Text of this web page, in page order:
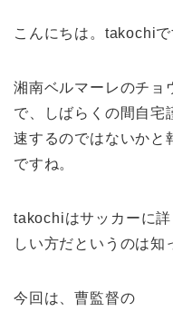
こんにちは。takochiで
湘南ベルマーレのチョ
で、しばらくの間自宅
速するのではないかと
ですね。
takochiはサッカーに
しい方だというのは知
今回は、曹監督の